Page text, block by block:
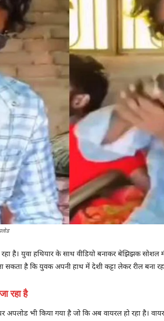
है। युवा हथियार के साथ वीडियो बनाकर बेझिझक सोशल
सकता है कि युवक अपनी हाथ में देशी कट्टा लेकर रील बना
रहा है
भी किया गया है जो कि अब वायरल हो रहा है।